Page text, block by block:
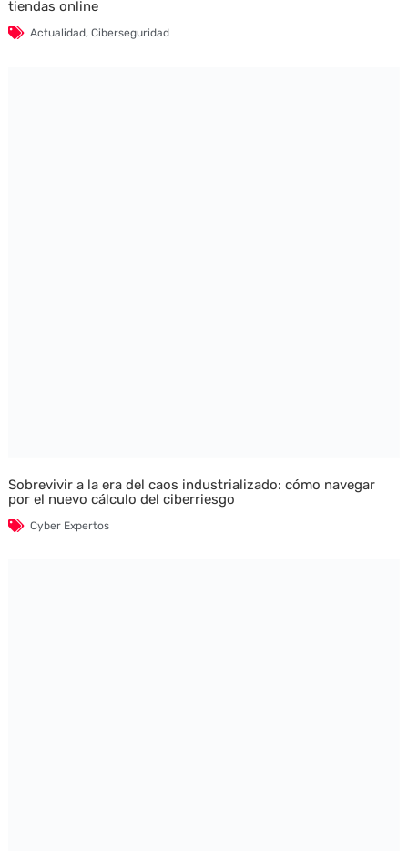
tiendas online
Actualidad, Ciberseguridad
Sobrevivir a la era del caos industrializado: cómo navegar
por el nuevo cálculo del ciberriesgo
Cyber Expertos